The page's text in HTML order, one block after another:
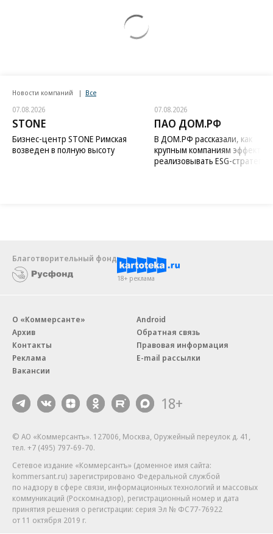
Новости компаний Все
07.08.2026
STONE
Бизнес-центр STONE Римская
возведен в полную высоту
07.08.2026
ПАО ДОМ.РФ
В ДОМ.РФ рассказали, как
крупным компаниям
реализовывать ESG-стратегию
Благотворительный фонд
18+ реклама
О «Коммерсанте»
Архив
Контакты
Реклама
Вакансии
Android
Обратная связь
Правовая информация
E-mail рассылки
18+
© АО «Коммерсантъ». 127006, Москва, Оружейный переулок д. 41,
тел. +7 (495) 797-69-70.
Сетевое издание «Коммерсантъ» (доменное имя сайта:
kommersant.ru) зарегистрировано Федеральной службой
по надзору в сфере связи, информационных технологий и массовых
коммуникаций (Роскомнадзор), регистрационный номер и дата
принятия решения о регистрации: серия Эл № ФС77-76922
от 11 октября 2019 г.